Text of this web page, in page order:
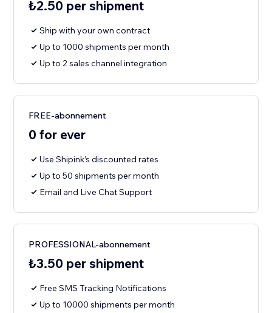
₺2.50 per shipment
Ship with your own contract
Up to 1000 shipments per month
Up to 2 sales channel integration
FREE-abonnement
0 for ever
Use Shipink’s discounted rates
Up to 50 shipments per month
Email and Live Chat Support
PROFESSIONAL-abonnement
₺3.50 per shipment
Free SMS Tracking Notifications
Up to 10000 shipments per month